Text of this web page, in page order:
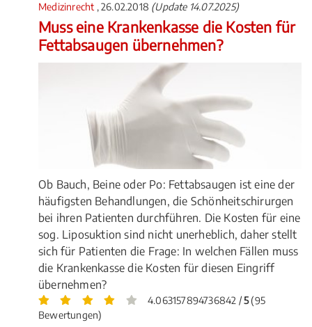
Medizinrecht , 26.02.2018 (Update 14.07.2025)
Muss eine Krankenkasse die Kosten für
Fettabsaugen übernehmen?
Ob Bauch, Beine oder Po: Fettabsaugen ist eine der
häufigsten Behandlungen, die Schönheitschirurgen
bei ihren Patienten durchführen. Die Kosten für eine
sog. Liposuktion sind nicht unerheblich, daher stellt
sich für Patienten die Frage: In welchen Fällen muss
die Krankenkasse die Kosten für diesen Eingriff
übernehmen?
4.063157894736842 /5(95
Bewertungen)